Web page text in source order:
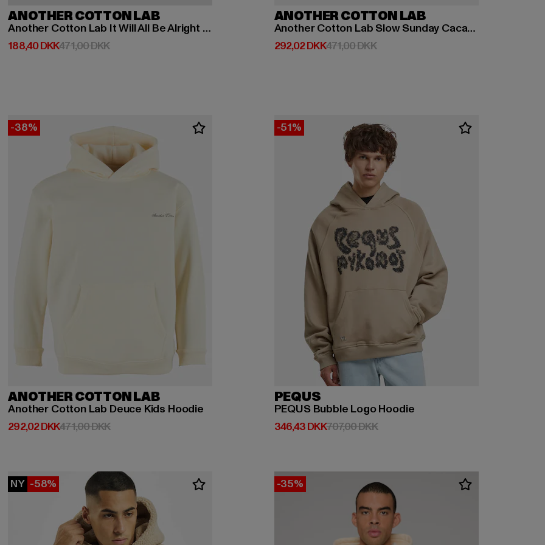
ANOTHER COTTON LAB
Another Cotton Lab It Will All Be Alright Kids Hoodie
188,40 DKK
Nuværende pris: 188,40 DKK
471,00 DKKKampagnepris: 471,00 DKK
ANOTHER COTTON LAB
Another Cotton Lab Slow Sunday Cacao Club Kids Hoodie
292,02 DKK
Nuværende pris: 292,02 DKK
471,00 DKKKampagnepris: 471,00 DKK
-38%
ANOTHER COTTON LAB
Another Cotton Lab Deuce Kids Hoodie
292,02 DKK
Nuværende pris: 292,02 DKK
471,00 DKKKampagnepris: 471,00 DKK
-51%
PEQUS
PEQUS Bubble Logo Hoodie
346,43 DKK
Nuværende pris: 346,43 DKK
707,00 DKKKampagnepris: 707,00 DKK
NY -58% -35%